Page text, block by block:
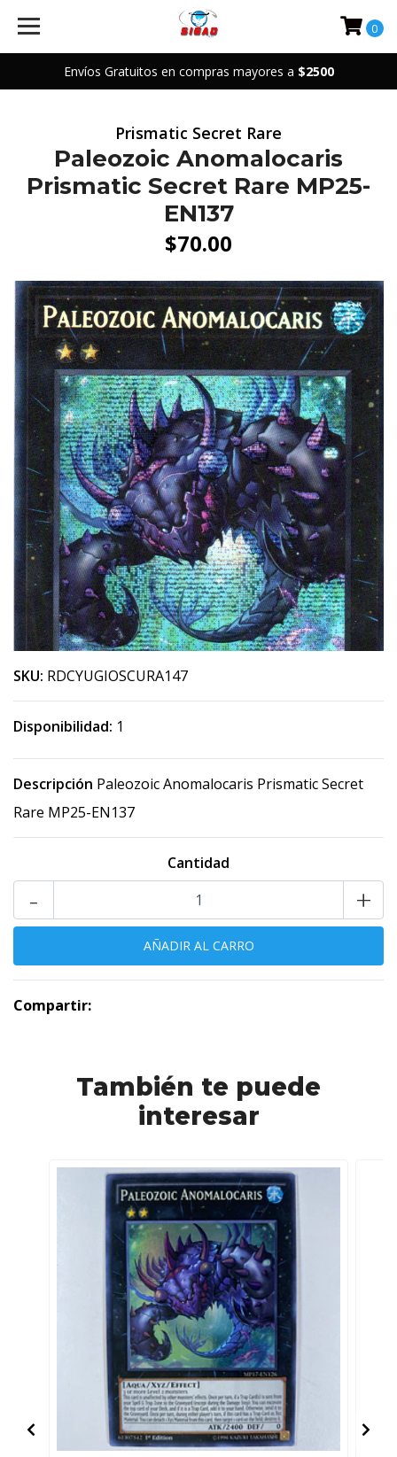
Envíos Gratuitos en compras mayores a $2500
0
Prismatic Secret Rare
Paleozoic Anomalocaris
Prismatic Secret Rare MP25-
EN137
$70.00
SKU: RDCYUGIOSCURA147
Disponibilidad: 1
Descripción Paleozoic Anomalocaris Prismatic Secret
Rare MP25-EN137
Cantidad
+
-
Compartir:
También te puede
interesar